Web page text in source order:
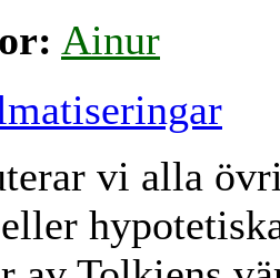
Ainur
vi alla